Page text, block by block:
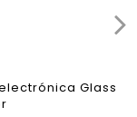
Glass